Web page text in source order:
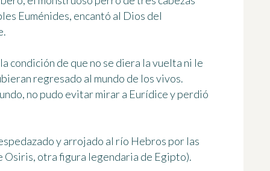
Euménides, encantó al Dios del
condición de que no se diera la vuelta ni le
regresado al mundo de los vivos.
no pudo evitar mirar a Eurídice y perdió
y arrojado al río Hebros por las
Osiris, otra figura legendaria de Egipto).